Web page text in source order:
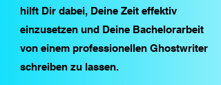
hilft Dir dabei, Deine Zeit effektiv
einzusetzen und Deine Bachelorarbeit
von einem professionellen Ghostwriter
schreiben zu lassen.